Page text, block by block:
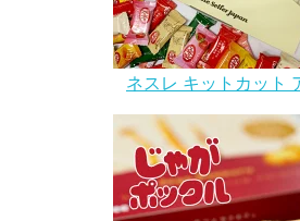
ネスレ キットカット